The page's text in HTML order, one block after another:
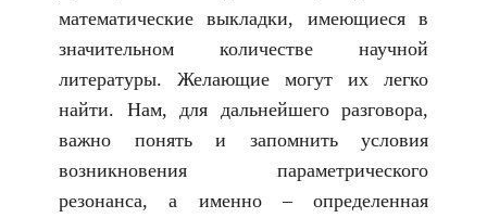
математические выкладки, имеющиеся в
значительном количестве научной
литературы. Желающие могут их легко
найти. Нам, для дальнейшего разговора,
важно понять и запомнить условия
возникновения параметрического
резонанса, а именно – определенная